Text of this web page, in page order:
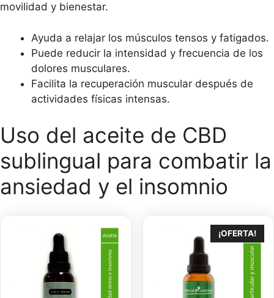
movilidad y bienestar.
Ayuda a relajar los músculos tensos y fatigados.
Puede reducir la intensidad y frecuencia de los
dolores musculares.
Facilita la recuperación muscular después de
actividades físicas intensas.
Uso del aceite de CBD
sublingual para combatir la
ansiedad y el insomnio
¡OFERTA!